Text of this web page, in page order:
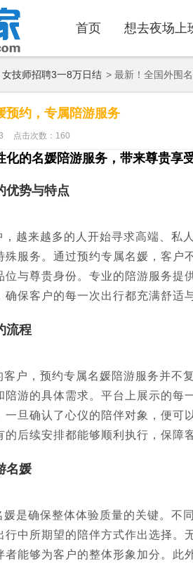
首页 想去夜场上
女技师招聘3一8万日结 > 最新！全国外围
预约，专属陪游服务
点击次数：160
化的名媛陪游服务，带来尊贵享
优势与特点
，越来越多的人开始寻求高端、私
殊服务。通过预约专属名媛，客
位与尊贵身份。专业的陪游服务
确保客户的每一次出行都充满舒适
流程
客户，预约专属名媛陪游服务并不
陪游的具体需求。平台上展示的
一旦确认了心仪的陪伴对象，便
的后续安排都能够顺利执行，保障
名媛
媛是确保整体体验质量的关键。不
行中所期望的陪伴方式作出选择
者能够为客户的整体形象加分。